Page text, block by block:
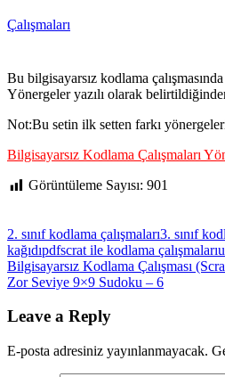
Çalışmaları
Bu bilgisayarsız kodlama
Yönergeler yazılı olarak
Not:Bu setin ilk setten farkı
Bilgisayarsız Kodlama Çalışmaları
Görüntüleme Sayısı: 901
2. sınıf kodlama çalışmaları3. sınıf
kağıdıpdfscrat ile kodlama çalışmaları
Yazı
gezinmesi
Previous
Post:
Bilgisayarsız Kodlama Çalışması
Next
Zor Seviye 9×9 Sudoku – 6
Leave a Reply
E-posta adresiniz yayınlanmayacak.